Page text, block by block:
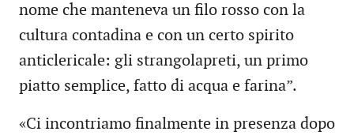
nome che manteneva un filo rosso con la
cultura contadina e con un certo spirito
anticlericale: gli strangolapreti, un primo
piatto semplice, fatto di acqua e farina”.
«Ci incontriamo finalmente in presenza dopo